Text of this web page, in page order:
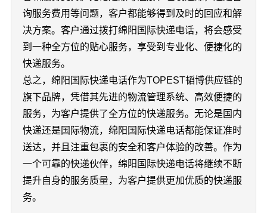
询服务费用等问题，客户都能够得到及时的回应和解
决方案。客户通过拨打绵阳国际快递电话，将会感受
到一种全方位的贴心服务，享受到专业化、便捷化的
快递服务。
总之，绵阳国际快递电话作为TOPEST韬博供应链的
旗下品牌，凭借其先进的物流管理系统、高效便捷的
服务，为客户提供了全方位的快递服务。无论是国内
快递还是国际物流，绵阳国际快递电话都能保证准时
送达，并且注重包裹的安全和客户体验的改善。作为
一个可靠的快递伙伴，绵阳国际快递电话将继续不断
提升自身的服务质量，为客户提供更加优质的快递服
务。